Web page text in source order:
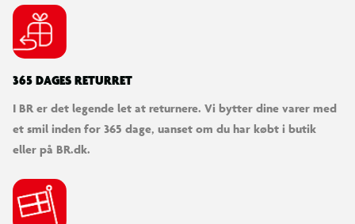
365 DAGES RETURRET
I BR er det legende let at returnere. Vi bytter dine varer med
et smil inden for 365 dage, uanset om du har købt i butik
eller på BR.dk.